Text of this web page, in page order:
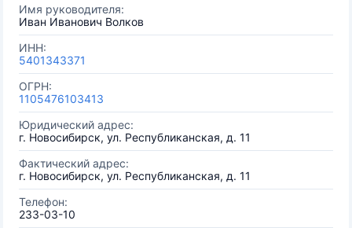
Имя руководителя:
Иван Иванович Волков
ИНН:
5401343371
ОГРН:
1105476103413
Юридический адрес:
г. Новосибирск, ул. Республиканская, д. 11
Фактический адрес:
г. Новосибирск, ул. Республиканская, д. 11
Телефон:
233-03-10